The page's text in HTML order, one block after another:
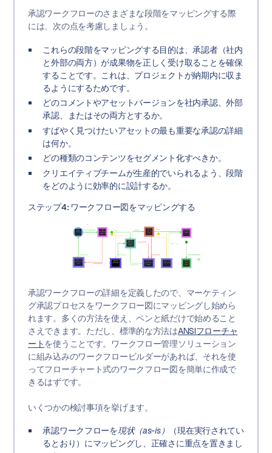
承認ワークフローのさまざまな段階をマッピングする際
には、次の点を考慮しましょう。
これらの段階をマッピングする目的は、承認者（社内
と外部の両方）が成果物を正しく受け取ることを確保
することです。これは、プロジェクトが納期内に収ま
るようにするためです。
どのコメントやアセットバージョンを社内承認、外部
承認、またはその両方とするか。
すばやく見つけたいアセットの最も重要な承認の詳細
は何か。
どの種類のコンテンツをセグメント化すべきか。
クリエイティブチームが生産的でいられるよう、段階
をどのように効率的に設計するか。
ステップ4: ワークフロー図をマッピングする
承認ワークフローの詳細を定義したので、マーケティン
グ承認プロセスをワークフロー図にマッピングし始めら
れます。多くの方法を使え、ペンと紙だけで始めること
さえできます。ただし、標準的な方法はANSIフローチャ
ートを使うことです。ワークフロー管理ソリューション
に組み込みのワークフロービルダーがあれば、それを使
ってフローチャート式のワークフロー図を簡単に作成で
きるはずです。
いくつかの検討事項を挙げます。
承認ワークフローを現状（as-is）
（現在実行されてい
るとおり）にマッピングし、正確さに重点を置きまし